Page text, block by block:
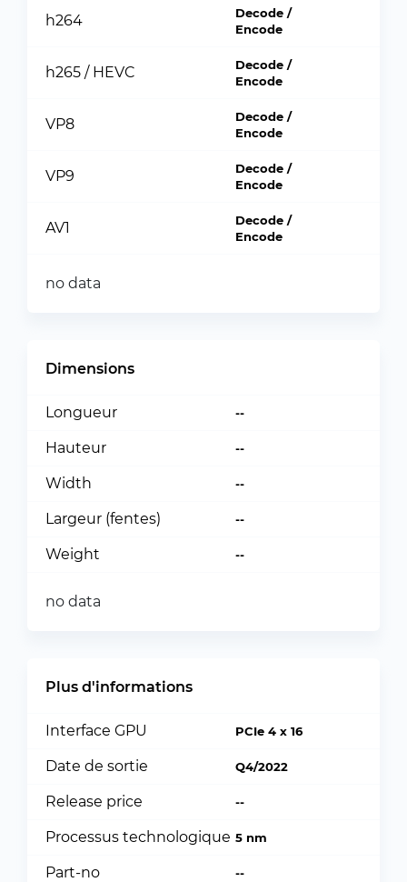
h264
Decode /
Encode
h265 / HEVC
Decode /
Encode
VP8
Decode /
Encode
VP9
Decode /
Encode
AV1
Decode /
Encode
no data
Dimensions
Longueur --
Hauteur --
Width --
Largeur (fentes) --
Weight --
no data
Plus d'informations
Interface GPU PCIe 4 x 16
Date de sortie Q4/2022
Release price --
Processus technologique 5 nm
Part-no --